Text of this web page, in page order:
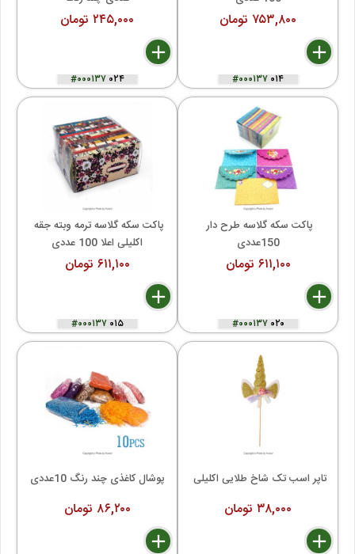
۲۴۵,۰۰۰ تومان
delete
remove
add
#۰۰۰۱۳۷۰۲۴
۷۵۳,۸۰۰ تومان
delete
remove
add
#۰۰۰۱۳۷۰۱۴
اکلیلی اعلا 100 عددی
۶۱۱,۱۰۰ تومان
delete
remove
add
#۰۰۰۱۳۷۰۱۵
150عددی
۶۱۱,۱۰۰ تومان
delete
remove
add
#۰۰۰۱۳۷۰۲۰
پوشال کاغذی چند رنگ 10عددی
۸۶,۲۰۰ تومان
delete
remove
add
تاپر اسب تک شاخ طلایی اکلیلی
۳۸,۰۰۰ تومان
delete
remove
add